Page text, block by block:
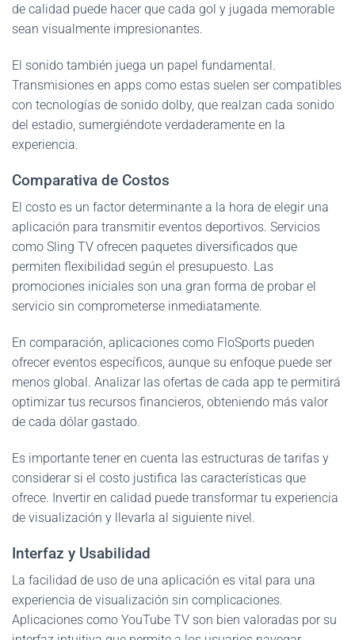
de calidad puede hacer que cada gol y jugada memorable
sean visualmente impresionantes.
El sonido también juega un papel fundamental.
Transmisiones en apps como estas suelen ser compatibles
con tecnologías de sonido dolby, que realzan cada sonido
del estadio, sumergiéndote verdaderamente en la
experiencia.
Comparativa de Costos
El costo es un factor determinante a la hora de elegir una
aplicación para transmitir eventos deportivos. Servicios
como Sling TV ofrecen paquetes diversificados que
permiten flexibilidad según el presupuesto. Las
promociones iniciales son una gran forma de probar el
servicio sin comprometerse inmediatamente.
En comparación, aplicaciones como FloSports pueden
ofrecer eventos específicos, aunque su enfoque puede ser
menos global. Analizar las ofertas de cada app te permitirá
optimizar tus recursos financieros, obteniendo más valor
de cada dólar gastado.
Es importante tener en cuenta las estructuras de tarifas y
considerar si el costo justifica las características que
ofrece. Invertir en calidad puede transformar tu experiencia
de visualización y llevarla al siguiente nivel.
Interfaz y Usabilidad
La facilidad de uso de una aplicación es vital para una
experiencia de visualización sin complicaciones.
Aplicaciones como YouTube TV son bien valoradas por su